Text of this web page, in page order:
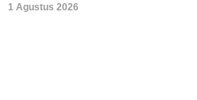
1 Agustus 2026